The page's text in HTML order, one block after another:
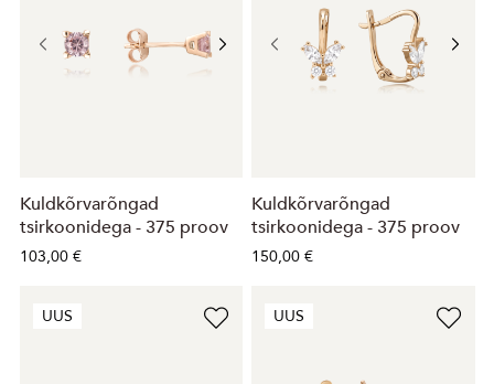
Kuldkõrvarõngad
tsirkoonidega - 375 proov
103,00 €
Kuldkõrvarõngad
tsirkoonidega - 375 proov
150,00 €
UUS UUS